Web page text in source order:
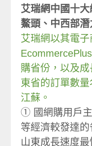
艾瑞網中國十
鰲頭、中西部潛
艾瑞網以其電
購省份，以及
東省的訂單數
江蘇。
① 國網購用戶主
等經濟較發達
山東成長速度